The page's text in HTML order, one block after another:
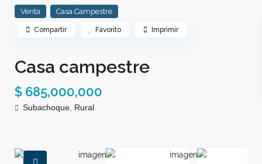
Venta Casa Campestre
Casa campestre
$ 685,000,000
Subachoque Rural
Compartir Favorito Imprimir